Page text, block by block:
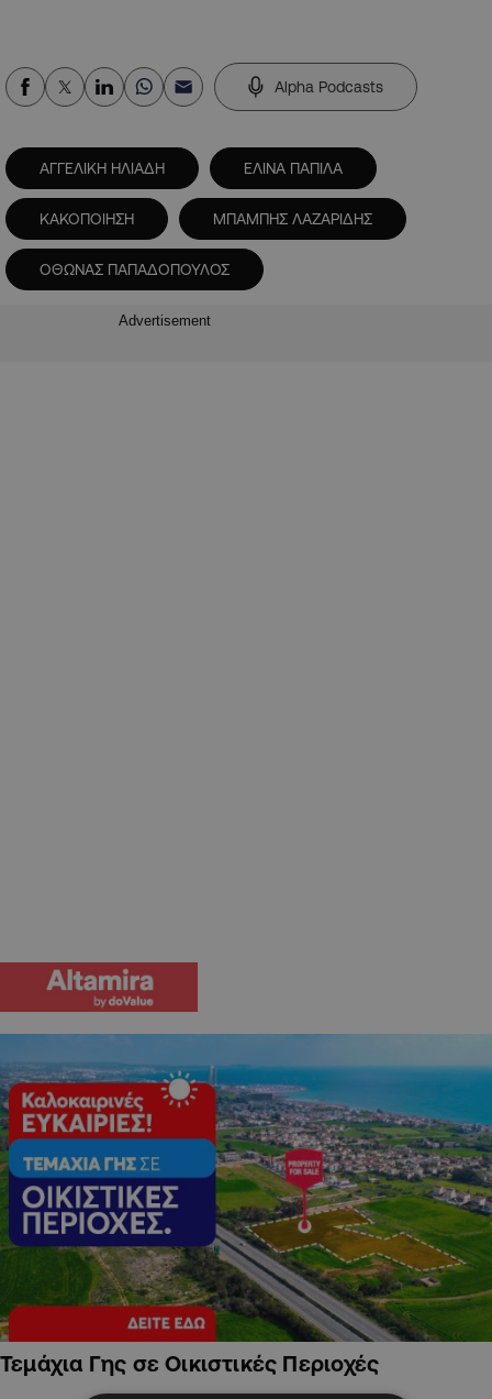
Alpha Podcasts
ΑΓΓΕΛΙΚΗ ΗΛΙΑΔΗ ΕΛΙΝΑ ΠΑΠΙΛΑ
ΚΑΚΟΠΟΙΗΣΗ ΜΠΑΜΠΗΣ ΛΑΖΑΡΙΔΗΣ
ΟΘΩΝΑΣ ΠΑΠΑΔΟΠΟΥΛΟΣ
Advertisement
Τεμάχια Γης σε Οικιστικές Περιοχές